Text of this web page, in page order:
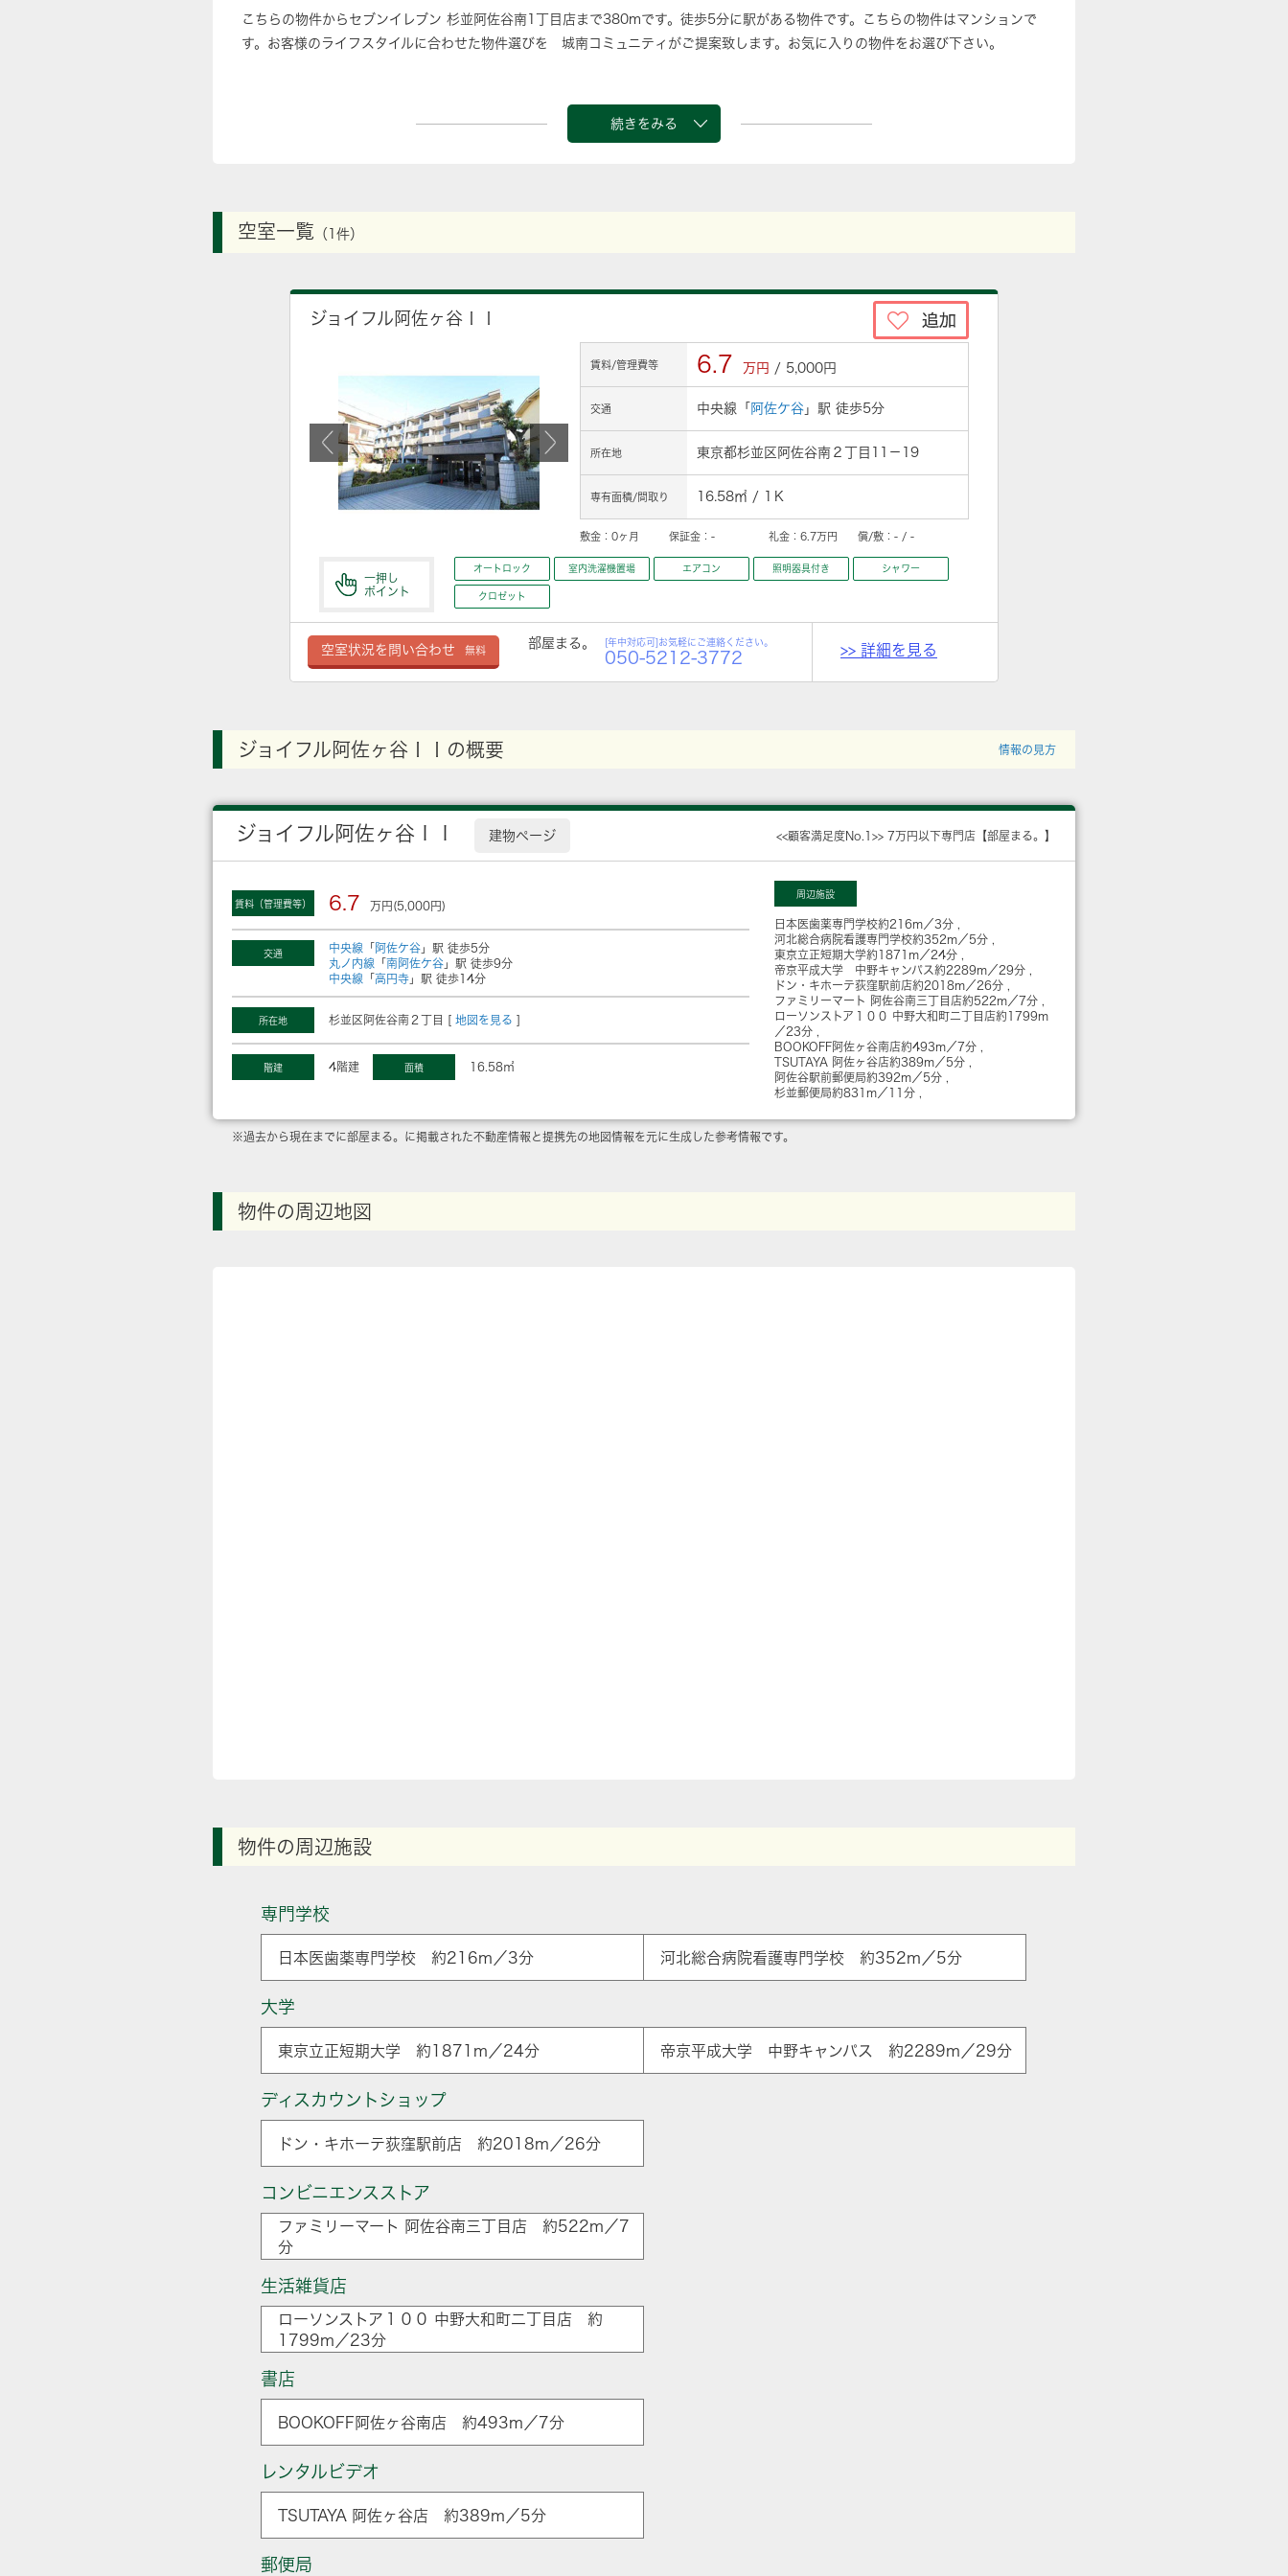
こちらの物件からセブンイレブン 杉並阿佐谷南1丁目店まで380mです。徒歩5分に駅がある物件です。こちらの物件はマンションで
す。お客様のライフスタイルに合わせた物件選びを 城南コミュニティがご提案致します。お気に入りの物件をお選び下さい。
続きをみる
空室一覧 （1件）
ジョイフル阿佐ヶ谷ＩＩ
賃料/管理費等 6.7 万円 / 5,000円
交通 中央線「 阿佐ケ谷 」駅 徒歩5分
所在地 東京都杉並区阿佐谷南２丁目11－19
専有面積/間取り 16.58㎡ / 1Ｋ
敷金： 0ヶ月 保証金： - 礼金： 6.7万円 償/敷： - / -
一押し
ポイント
オートロック 室内洗濯機置場 エアコン 照明器具付き シャワー
クロゼット
空室状況を問い合わせ 無料
部屋まる。 [年中対応可]お気軽にご連絡ください。
050-5212-3772 >> 詳細を見る
ジョイフル阿佐ヶ谷ＩＩの概要 情報の見方
ジョイフル阿佐ヶ谷ＩＩ 建物ページ <<顧客満足度No.1>> 7万円以下専門店【部屋まる。】
賃料（管理費等） 6.7 万円(5,000円)
交通 中央線 「 阿佐ケ谷 」駅 徒歩5分
丸ノ内線 「 南阿佐ケ谷 」駅 徒歩9分
中央線 「 高円寺 」駅 徒歩14分
所在地 杉並区阿佐谷南２丁目 [ 地図を見る ]
階建 4階建 面積 16.58㎡
周辺施設
日本医歯薬専門学校約216m／3分
河北総合病院看護専門学校約352m／5分
東京立正短期大学約1871m／24分
帝京平成大学 中野キャンパス約2289m／29分
ドン・キホーテ荻窪駅前店約2018m／26分
ファミリーマート 阿佐谷南三丁目店約522m／7分
ローソンストア１００ 中野大和町二丁目店約1799m
／23分
BOOKOFF阿佐ヶ谷南店約493m／7分
TSUTAYA 阿佐ヶ谷店約389m／5分
阿佐谷駅前郵便局約392m／5分
杉並郵便局約831m／11分
※過去から現在までに部屋まる。に掲載された不動産情報と提携先の地図情報を元に生成した参考情報です。
物件の周辺地図
物件の周辺施設
専門学校
日本医歯薬専門学校 約216m／3分 河北総合病院看護専門学校 約352m／5分
大学
東京立正短期大学 約1871m／24分 帝京平成大学 中野キャンパス 約2289m／29分
ディスカウントショップ
ドン・キホーテ荻窪駅前店 約2018m／26分
コンビニエンスストア
ファミリーマート 阿佐谷南三丁目店 約522m／7
分
生活雑貨店
ローソンストア１００ 中野大和町二丁目店 約
1799m／23分
書店
BOOKOFF阿佐ヶ谷南店 約493m／7分
レンタルビデオ
TSUTAYA 阿佐ヶ谷店 約389m／5分
郵便局